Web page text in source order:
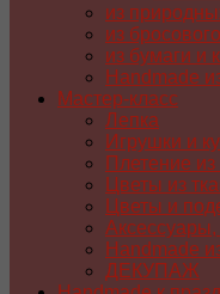
из
из
из бумаги и
Handmade
Мастер-класс
Лепка
Игрушки и
Плетение
Цветы из
Цветы и
Handmade
ДЕКУПАЖ